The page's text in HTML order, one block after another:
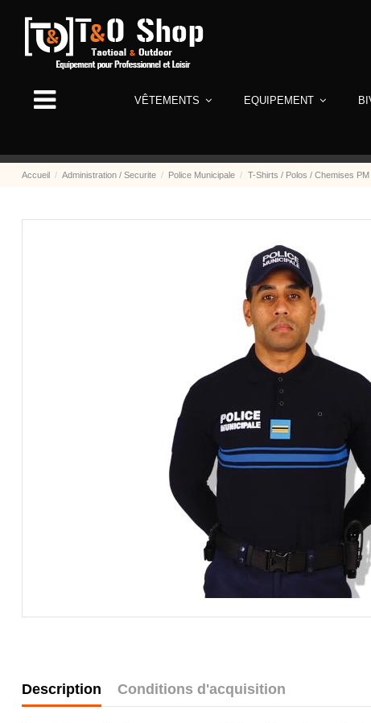
VÊTEMENTS EQUIPEMENT
Accueil Administration / Securite Police Municipale T-Shirts / Polos / Chemises PM
Description Conditions d'acquisition